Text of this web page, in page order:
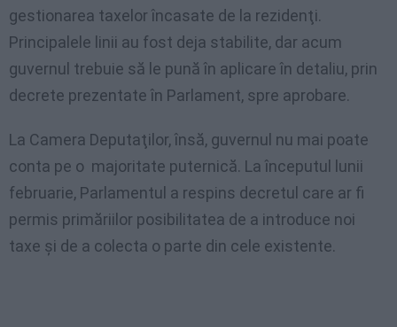
gestionarea taxelor încasate de la rezidenţi.
Principalele linii au fost deja stabilite, dar acum
guvernul trebuie să le pună în aplicare în detaliu, prin
decrete prezentate în Parlament, spre aprobare.
La Camera Deputaţilor, însă, guvernul nu mai poate
conta pe o majoritate puternică. La începutul lunii
februarie, Parlamentul a respins decretul care ar fi
permis primăriilor posibilitatea de a introduce noi
taxe şi de a colecta o parte din cele existente.